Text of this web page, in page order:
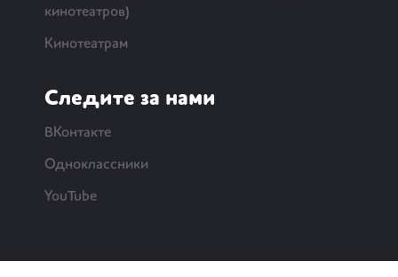
кинотеатров)
Кинотеатрам
Следите за нами
ВКонтакте
Одноклассники
YouTube